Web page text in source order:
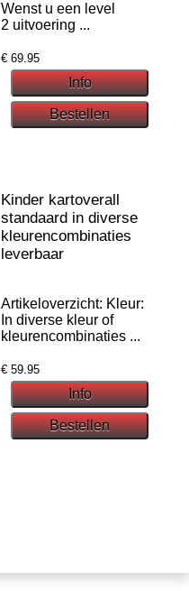
Wenst u een level
2 uitvoering ...
€ 69.95
Kinder kartoverall
standaard in diverse
kleurencombinaties
leverbaar
Artikeloverzicht: Kleur:
In diverse kleur of
kleurencombinaties ...
€ 59.95